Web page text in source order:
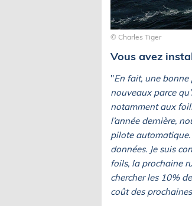
© Charles Tiger
Vous avez
"En fait, une
nouveaux parce
notamment aux
l’année dernière,
pilote automatique.
données. Je suis
foils, la prochaine
chercher les 10%
coût des